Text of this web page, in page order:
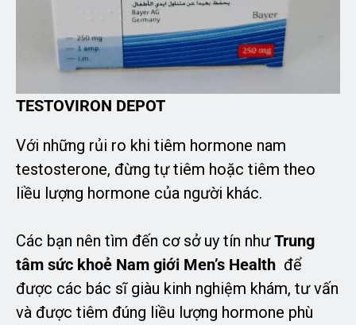
TESTOVIRON DEPOT
Với những rủi ro khi tiêm hormone nam
testosterone, đừng tự tiêm hoặc tiêm theo
liều lượng hormone của người khác.
Các bạn nên tìm đến cơ sở uy tín nhưTrung
tâm sức khoẻ Nam giới Men’s Health để
được các bác sĩ giàu kinh nghiệm khám, tư vấn
và được tiêm đúng liều lượng hormone phù